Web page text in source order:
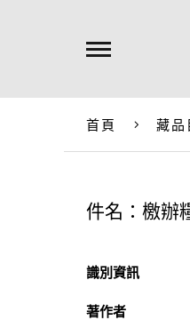
首頁 藏品
件名：檄辦
識別資訊
著作者